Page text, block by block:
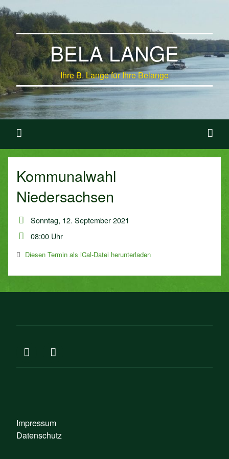
BELA LANGE
Ihre B. Lange für Ihre Belange
Kommunalwahl
Niedersachsen
Sonntag, 12. September 2021
08:00 Uhr
Diesen Termin als iCal-Datei herunterladen
Impressum
Datenschutz